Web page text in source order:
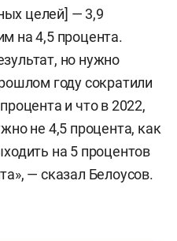
целей] — 3,9
на 4,5 процента.
но нужно
году сократили
и что в 2022,
не 4,5 процента, как
на 5 процентов
— сказал Белоусов.